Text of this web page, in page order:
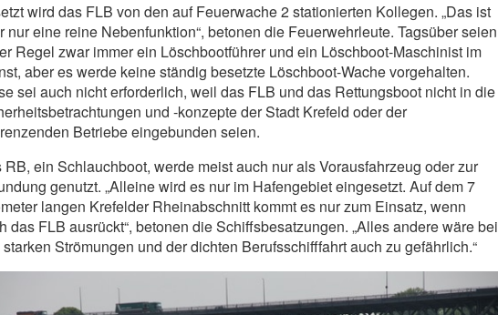
wird das FLB von den auf Feuerwache 2 stationierten Kollegen. „Das ist
nur eine reine Nebenfunktion“, betonen die Feuerwehrleute. Tagsüber seien
Regel zwar immer ein Löschbootführer und ein Löschboot-Maschinist im
aber es werde keine ständig besetzte Löschboot-Wache vorgehalten.
sei auch nicht erforderlich, weil das FLB und das Rettungsboot nicht in die
und -kon­zepte der Stadt Krefeld oder der
Betriebe eingebunden seien.
RB, ein Schlauchboot, werde meist auch nur als Vorausfahrzeug oder zur
genutzt. „Alleine wird es nur im Hafengebiet eingesetzt. Auf dem 7
langen Krefelder Rheinabschnitt kommt es nur zum Einsatz, wenn
das FLB ausrückt“, betonen die Schiffsbesatzungen. „Alles andere wäre bei
Strömungen und der dichten Berufsschifffahrt auch zu gefährlich.“